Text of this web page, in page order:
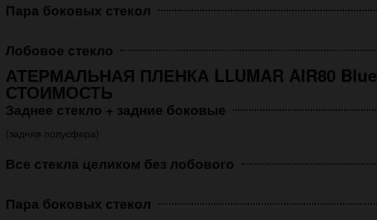
Пара боковых стекол
Лобовое стекло
АТЕРМАЛЬНАЯ ПЛЕНКА LLUMAR AIR80 Blue
СТОИМОСТЬ
Заднее стекло + задние боковые
(задняя полусфера)
Все стекла целиком без лобового
Пара боковых стекол